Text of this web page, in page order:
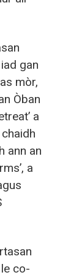
gan
mòr,
Òban
a
ann an
a
co-